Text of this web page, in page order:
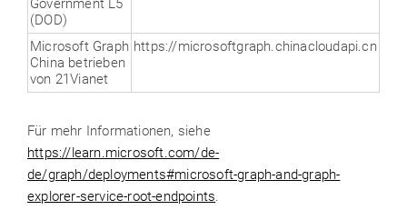
Government L5
(DOD)
Microsoft Graph
China betrieben
von 21Vianet
https://microsoftgraph.chinacloudapi.cn
Für mehr Informationen, siehe
https://learn.microsoft.com/de-
de/graph/deployments#microsoft-graph-and-graph-
explorer-service-root-endpoints.